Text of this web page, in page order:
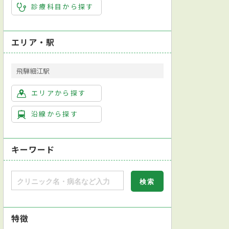
診療科目から探す
エリア・駅
飛騨細江駅
エリアから探す
沿線から探す
キーワード
特徴